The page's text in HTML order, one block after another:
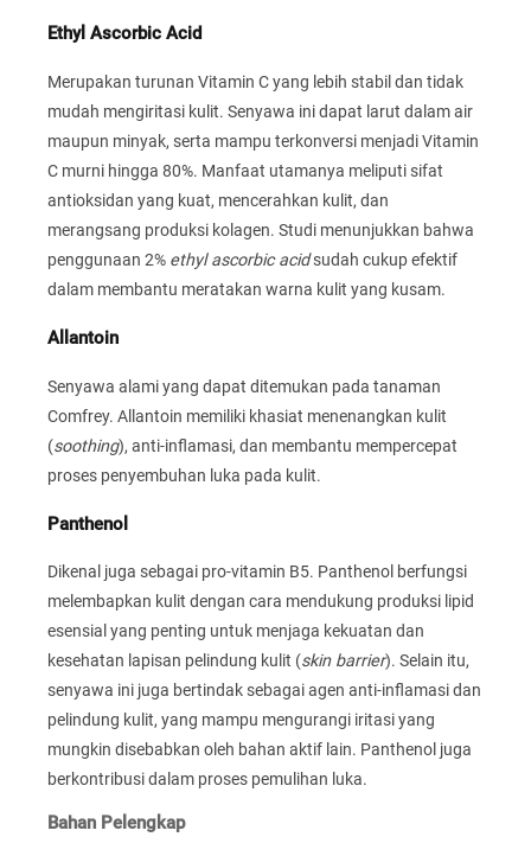
Ethyl Ascorbic Acid
Merupakan turunan Vitamin C yang lebih stabil dan tidak
mudah mengiritasi kulit. Senyawa ini dapat larut dalam air
maupun minyak, serta mampu terkonversi menjadi Vitamin
C murni hingga 80%. Manfaat utamanya meliputi sifat
antioksidan yang kuat, mencerahkan kulit, dan
merangsang produksi kolagen. Studi menunjukkan bahwa
penggunaan 2% ethyl ascorbic acidsudah cukup efektif
dalam membantu meratakan warna kulit yang kusam.
Allantoin
Senyawa alami yang dapat ditemukan pada tanaman
Comfrey. Allantoin memiliki khasiat menenangkan kulit
(soothing), anti-inflamasi, dan membantu mempercepat
proses penyembuhan luka pada kulit.
Panthenol
Dikenal juga sebagai pro-vitamin B5. Panthenol berfungsi
melembapkan kulit dengan cara mendukung produksi lipid
esensial yang penting untuk menjaga kekuatan dan
kesehatan lapisan pelindung kulit (skin barrier). Selain itu,
senyawa ini juga bertindak sebagai agen anti-inflamasi dan
pelindung kulit, yang mampu mengurangi iritasi yang
mungkin disebabkan oleh bahan aktif lain. Panthenol juga
berkontribusi dalam proses pemulihan luka.
Bahan Pelengkap